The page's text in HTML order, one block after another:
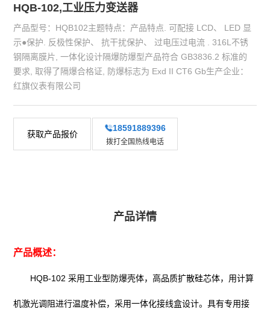
HQB-102,工业压力变送器
产品型号：HQB102主题特点：产品特点. 可配接 LCD、 LED 显
示●保护. 反极性保护、 抗干扰保护、 过电压过电流 . 316L不锈
钢隔离膜片, 一体化设计隔爆防爆型产品符合 GB3836.2 标准的
要求, 取得了隔爆合格证, 防爆标志为 Exd II CT6 Gb生产企业：
红旗仪表有限公司
获取产品报价
18591889396
拨打全国热线电话
产品详情
产品概述：
HQB-102 采用工业型防爆壳体，高品质扩散硅芯体，用计算
机激光调阻进行温度补偿，采用一体化接线盒设计。具有专用接